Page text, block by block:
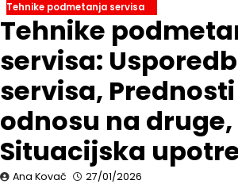
Tehnike podmetanja servisa
Tehnike
servisa:
servisa,
odnosu na druge,
Situacijska
Ana Kovač 27/01/2026